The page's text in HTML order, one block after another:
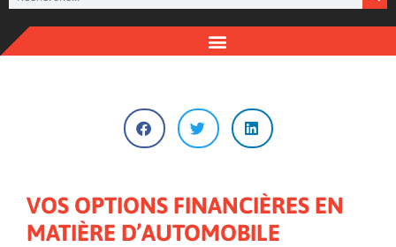
VOS OPTIONS FINANCIÈRES EN
MATIÈRE D’AUTOMOBILE